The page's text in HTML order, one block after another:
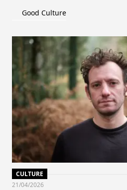
Good Culture
CULTURE
21/04/2026